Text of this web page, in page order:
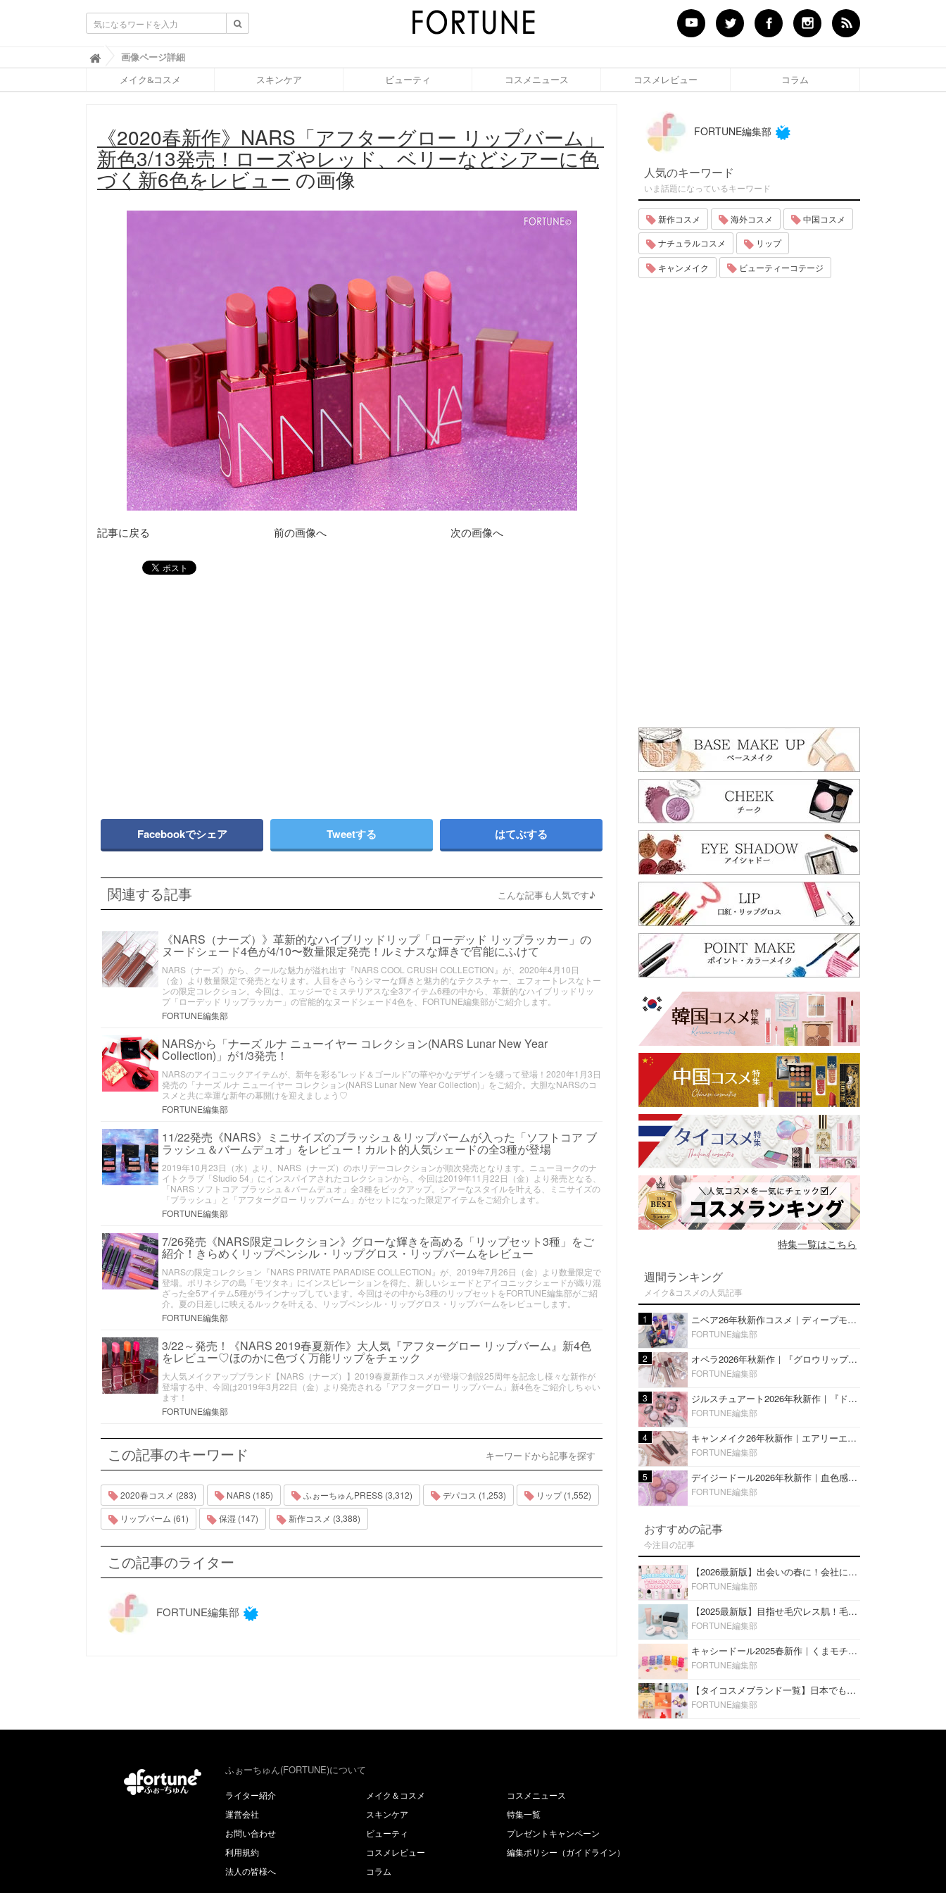
ふ
ぉ
ち
F
O
R
T
画像ページ詳細
メイク&コスメ スキンケア ビューティ コスメニュース コスメレビュー コラム
《2020春新作》NARS「アフターグロー リップバーム」
新色3/13発売！ローズやレッド、ベリーなどシアーに色
づく新6色をレビュー の画像
記事に戻る 前の画像へ 次の画像へ
Facebookでシェア Tweetする はてぶする
関連する記事 こんな記事も人気です♪
《NARS（ナーズ）》革新的なハイブリッドリップ「ローデッド リップラッカー」の
ヌードシェード4色が4/10〜数量限定発売！ルミナスな輝きで官能にふけて
NARS（ナーズ）から、クールな魅力が溢れ出す『NARS COOL CRUSH COLLECTION』が、2020年4月10日
（金）より数量限定で発売となります。人目をさらうシマーな輝きと魅力的なテクスチャー、エフォートレスなトー
ンの限定コレクション。今回は、エッジーでミステリアスな全3アイテム6種の中から、革新的なハイブリッドリッ
プ「ローデッド リップラッカー」の官能的なヌードシェード4色を、FORTUNE編集部がご紹介します。
FORTUNE編集部
NARSから「ナーズ ルナ ニューイヤー コレクション(NARS Lunar New Year
Collection)」が1/3発売！
NARSのアイコニックアイテムが、新年を彩る“レッド＆ゴールド”の華やかなデザインを纏って登場！2020年1月3日
発売の「ナーズ ルナ ニューイヤー コレクション(NARS Lunar New Year Collection)」をご紹介。大胆なNARSのコ
スメと共に幸運な新年の幕開けを迎えましょう♡
FORTUNE編集部
11/22発売《NARS》ミニサイズのブラッシュ＆リップバームが入った「ソフトコア ブ
ラッシュ＆バームデュオ」をレビュー！カルト的人気シェードの全3種が登場
2019年10月23日（水）より、NARS（ナーズ）のホリデーコレクションが順次発売となります。ニューヨークのナ
イトクラブ「Studio 54」にインスパイアされたコレクションから、今回は2019年11月22日（金）より発売となる、
「NARS ソフトコア ブラッシュ＆バームデュオ」全3種をピックアップ。シアーなスタイルを叶える、ミニサイズの
「ブラッシュ」と「アフターグロー リップバーム」がセットになった限定アイテムをご紹介します。
FORTUNE編集部
7/26発売《NARS限定コレクション》グローな輝きを高める「リップセット3種」をご
紹介！きらめくリップペンシル・リップグロス・リップバームをレビュー
NARSの限定コレクション『NARS PRIVATE PARADISE COLLECTION』が、2019年7月26日（金）より数量限定で
登場。ポリネシアの島「モツタネ」にインスピレーションを得た、新しいシェードとアイコニックシェードが織り混
ざった全5アイテム5種がラインナップしています。今回はその中から3種のリップセットをFORTUNE編集部がご紹
介。夏の日差しに映えるルックを叶える、リップペンシル・リップグロス・リップバームをレビューします。
FORTUNE編集部
3/22～発売！《NARS 2019春夏新作》大人気『アフターグロー リップバーム』新4色
をレビュー♡ほのかに色づく万能リップをチェック
大人気メイクアップブランド【NARS（ナーズ）】2019春夏新作コスメが登場♡創設25周年を記念し様々な新作が
登場する中、今回は2019年3月22日（金）より発売される「アフターグロー リップバーム」新4色をご紹介しちゃい
ます！
FORTUNE編集部
この記事のキーワード キーワードから記事を探す
2020春コスメ (283) NARS (185) ふぉーちゅんPRESS (3,312) デパコス (1,253)
リップ (1,552)
リップバーム (61)
保湿 (147) 新作コスメ (3,388)
この記事のライター
FORTUNE編集部
FORTUNE編集部
人気のキーワード
いま話題になっているキーワード
新作コスメ 海外コスメ 中国コスメ
ナチュラルコスメ リップ
キャンメイク ビューティーコテージ
特集一覧はこちら
週間ランキング
メイク&コスメの人気記事
1 ニベア26年秋新作コスメ｜ディープモイスチャーリップの美容液タイプや2in1ボディクリームスクラブも
FORTUNE編集部
2 オペラ2026年秋新作｜『グロウリップティント』の新色・限定色はローズジャムカラー♡全4色をレビュー
FORTUNE編集部
3 ジルスチュアート2026年秋新作｜『ドレスドブルーム アイズ』新色や限定ハイライト・リップをレビュー
FORTUNE編集部
4 キャンメイク26年秋新作｜エアリーエクステンションライナー＆カールスナイパーマスカラ新色をレビュー
FORTUNE編集部
5 デイジードール2026年秋新作｜血色感が可愛い♡『パウダー ブラッシュ ブルーム』新3色をレビュー
FORTUNE編集部
おすすめの記事
今注目の記事
【2026最新版】出会いの春に！会社にもおすすめの好印象な香水14選♡ビジネスの場での香水マナーも
FORTUNE編集部
【2025最新版】目指せ毛穴レス肌！毛穴を埋めて隠す「おすすめ部分用下地＆プライマー」ランキング♡
FORTUNE編集部
キャシードール2025春新作｜くまモチーフのミニリップ「シャイニーベア リップモイスト」をレビュー♡
FORTUNE編集部
【タイコスメブランド一覧】日本でも人気沸騰中の“タイコスメ”ブランド20選！
FORTUNE編集部
ふぉーちゅん(FORTUNE)について
ライター紹介
運営会社
お問い合わせ
利用規約
法人の皆様へ
メイク＆コスメ
スキンケア
ビューティ
コスメレビュー
コラム
コスメニュース
特集一覧
プレゼントキャンペーン
編集ポリシー（ガイドライン）